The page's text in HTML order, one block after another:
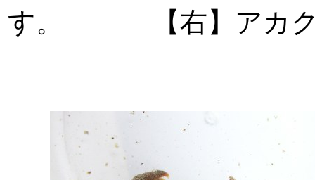
す。 【右】アカクラ